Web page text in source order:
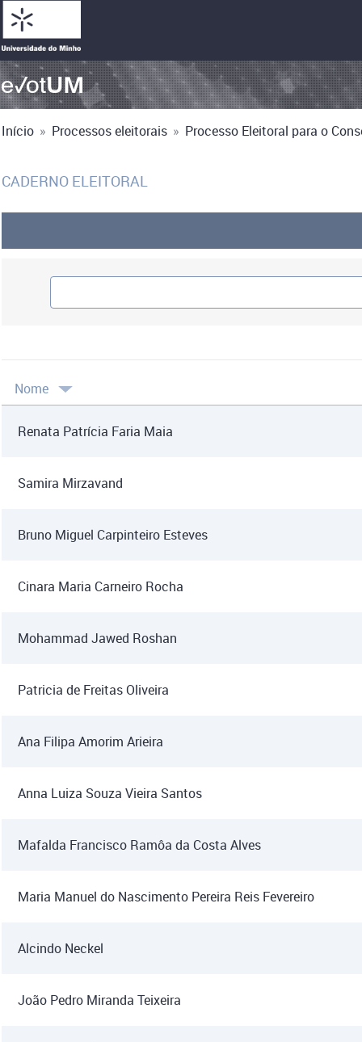
Início » Processos eleitorais » Processo Eleitoral para o
CADERNO ELEITORAL
Nome
Renata Patrícia Faria Maia
Samira Mirzavand
Bruno Miguel Carpinteiro Esteves
Cinara Maria Carneiro Rocha
Mohammad Jawed Roshan
Patricia de Freitas Oliveira
Ana Filipa Amorim Arieira
Anna Luiza Souza Vieira Santos
Mafalda Francisco Ramôa da Costa Alves
Maria Manuel do Nascimento Pereira Reis Fevereiro
Alcindo Neckel
João Pedro Miranda Teixeira